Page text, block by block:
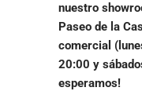
nuestro
Paseo de la
comercial
20:00 y
esperamos!